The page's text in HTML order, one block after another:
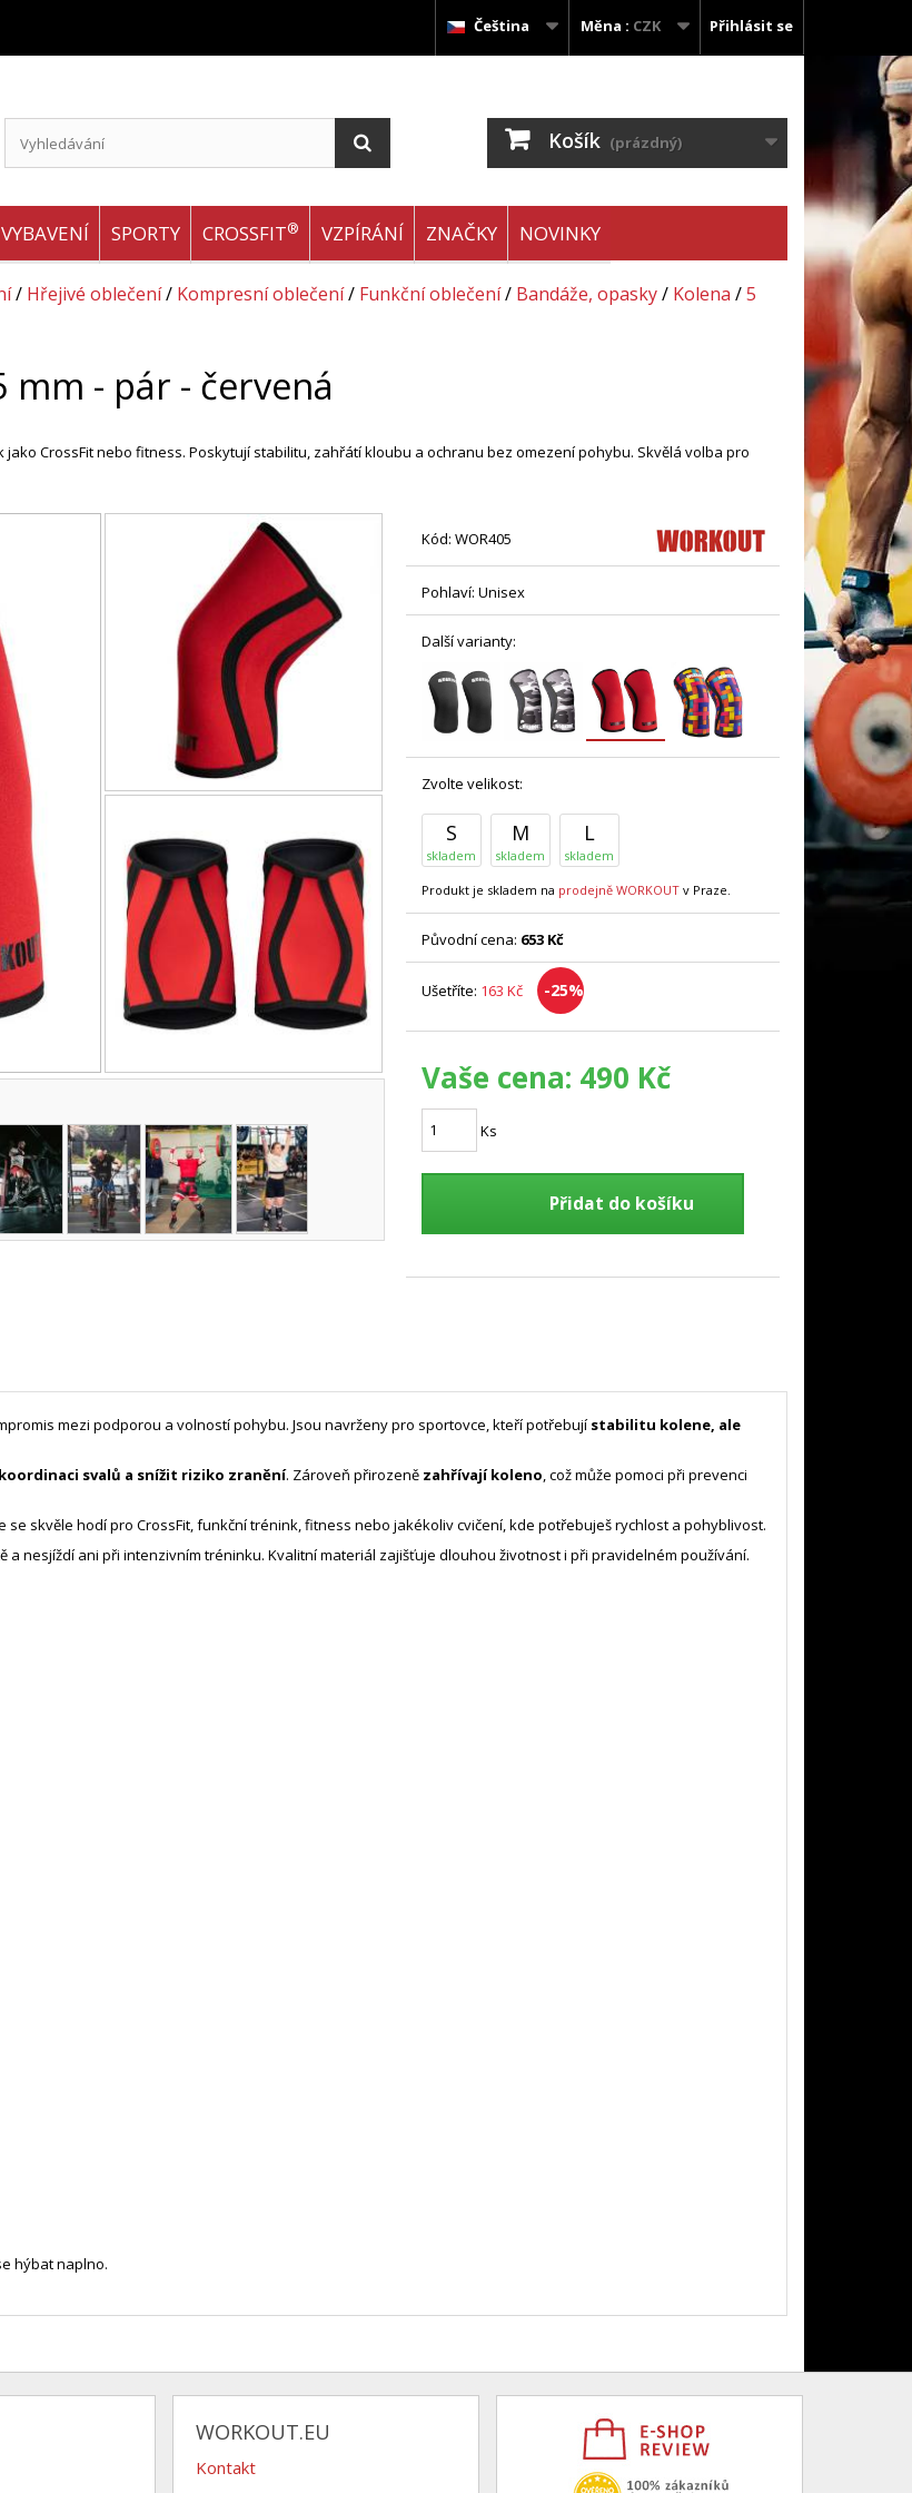
Přihlásit se
Měna : CZK
Čeština
Košík (prázdný)
VYBAVENÍ SPORTY CROSSFIT® VZPÍRÁNÍ ZNAČKY NOVINKY
/ Hřejivé oblečení/ Kompresní oblečení/ Funkční oblečení/ Bandáže, opasky/ Kolena /5
mm - pár - červená
CrossFit nebo fitness. Poskytují stabilitu, zahřátí kloubu a ochranu bez omezení pohybu. Skvělá volba pro
Kód: WOR405
Pohlaví: Unisex
Další varianty:
Zvolte velikost:
S
skladem
M
skladem
L
skladem
Produkt je skladem na prodejně WORKOUTv Praze.
Původní cena: 653 Kč
Ušetříte: 163 Kč -25%
Vaše cena: 490 Kč
Ks
Přidat do košíku
mezi podporou a volností pohybu. Jsou navrženy pro sportovce, kteří potřebují stabilitu kolene, ale
svalů a snížit riziko zranění. Zároveň přirozeně zahřívají koleno , což může pomoci při prevenci
se skvěle hodí pro CrossFit, funkční trénink, fitness nebo jakékoliv cvičení, kde potřebuješ rychlost a pohyblivost.
a nesjíždí ani při intenzivním tréninku. Kvalitní materiál zajišťuje dlouhou životnost i při pravidelném používání.
hýbat naplno.
WORKOUT.EU
Kontakt